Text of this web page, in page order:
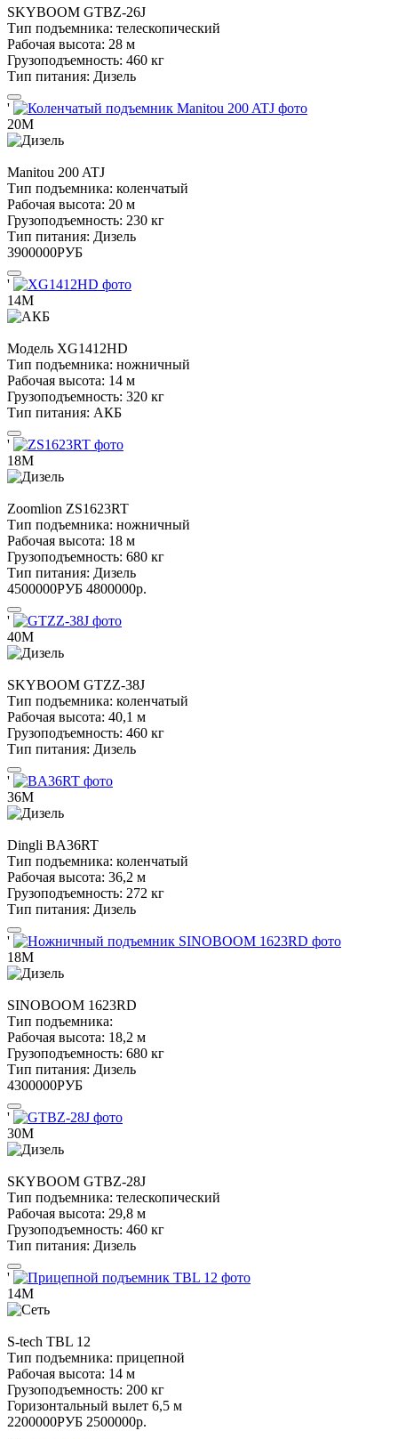
SKYBOOM GTBZ-26J
Тип подъемника: телескопический
Рабочая высота: 28 м
Грузоподъемность: 460 кг
Тип питания: Дизель
'
20М
Manitou 200 ATJ
Тип подъемника: коленчатый
Рабочая высота: 20 м
Грузоподъемность: 230 кг
Тип питания: Дизель
3900000РУБ
'
14М
Модель XG1412HD
Тип подъемника: ножничный
Рабочая высота: 14 м
Грузоподъемность: 320 кг
Тип питания: АКБ
'
18М
Zoomlion ZS1623RT
Тип подъемника: ножничный
Рабочая высота: 18 м
Грузоподъемность: 680 кг
Тип питания: Дизель
4500000РУБ 4800000р.
'
40М
SKYBOOM GTZZ-38J
Тип подъемника: коленчатый
Рабочая высота: 40,1 м
Грузоподъемность: 460 кг
Тип питания: Дизель
'
36М
Dingli BA36RT
Тип подъемника: коленчатый
Рабочая высота: 36,2 м
Грузоподъемность: 272 кг
Тип питания: Дизель
'
18М
SINOBOOM 1623RD
Тип подъемника:
Рабочая высота: 18,2 м
Грузоподъемность: 680 кг
Тип питания: Дизель
4300000РУБ
'
30М
SKYBOOM GTBZ-28J
Тип подъемника: телескопический
Рабочая высота: 29,8 м
Грузоподъемность: 460 кг
Тип питания: Дизель
'
14М
S-tech TBL 12
Тип подъемника: прицепной
Рабочая высота: 14 м
Грузоподъемность: 200 кг
Горизонтальный вылет 6,5 м
2200000РУБ 2500000р.